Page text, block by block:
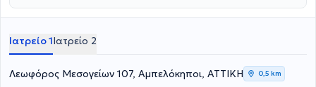
Ερυθραία. Έχει πραγματοποιήσει μεταπτυχιακές σπουδές στην
στην ελάχιστα επεμβατική αντιμετώπιση των ορθοπρωκτικών
παθήσεων (Laser LHP, SiLaC, FiLaC) στη Γερμανία καθώς και στη
Λαπαροσκοπική Χειρουργική. Ειδικεύτηκε στην Β' Χειρουργική
κλινική του νοσοκομείου Κ.Α.Τ. Τέλος, έχει συμμετάσχει σε πληθώρα
Ιατρείο 1Ιατρείο 2
Λεωφόρος Μεσογείων 107, Αμπελόκηποι, ΑΤΤΙΚΗ 0,5 km